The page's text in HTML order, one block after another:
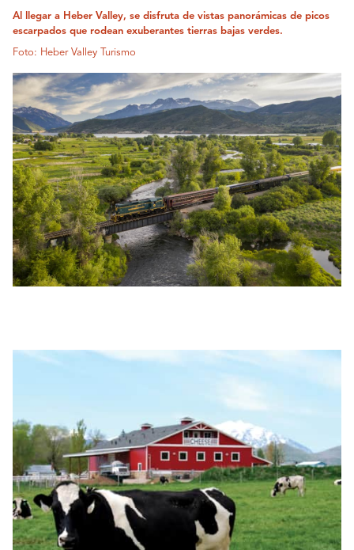
Al llegar a Heber Valley, se disfruta de vistas panorámicas de picos
escarpados que rodean exuberantes tierras bajas verdes.
Foto: Heber Valley Turismo